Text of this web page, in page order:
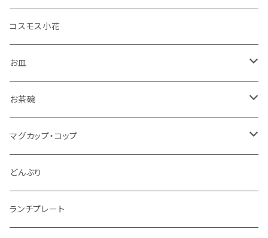
コスモス小花
お皿
角皿
丸皿
仕切り皿
お茶碗
大サイズ
小サイズ
マグカップ・コップ
マグカップ（大）
マグカップ（小）
どんぶり
ランチプレート